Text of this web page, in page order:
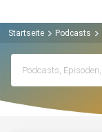
Startseite Podcasts